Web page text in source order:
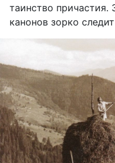
таинство причастия.
канонов зорко